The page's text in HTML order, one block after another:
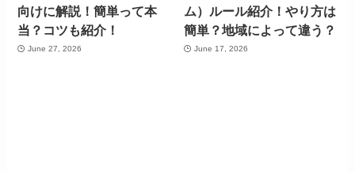
向けに解説！簡単って本
当？コツも紹介！
June 27, 2026
ム）ルール紹介！やり方は
簡単？地域によって違う？
June 17, 2026